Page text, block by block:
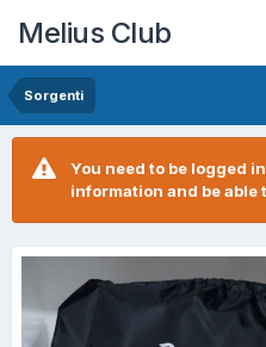
Melius Club
Sorgenti
You need to be logged
information and be